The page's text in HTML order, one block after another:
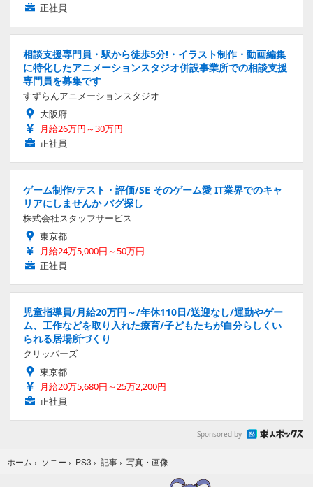
正社員
相談支援専門員・駅から徒歩5分!・イラスト制作・動画編集
に特化したアニメーションスタジオ併設事業所での相談支援
専門員を募集です
すずらんアニメーションスタジオ
大阪府
月給26万円～30万円
正社員
ゲーム制作/テスト・評価/SE そのゲーム愛 IT業界でのキャ
リアにしませんか バグ探し
株式会社スタッフサービス
東京都
月給24万5,000円～50万円
正社員
児童指導員/月給20万円～/年休110日/送迎なし/運動やゲー
ム、工作などを取り入れた療育/子どもたちが自分らしくい
られる居場所づくり
クリッパーズ
東京都
月給20万5,680円～25万2,200円
正社員
Sponsored by
ホーム › ソニー › PS3 › 記事 › 写真・画像